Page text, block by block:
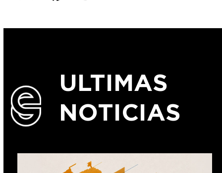
ULTIMAS
NOTICIAS